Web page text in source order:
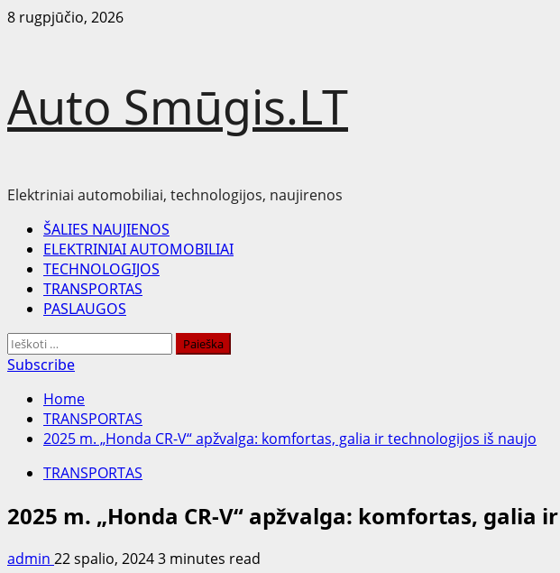
Skip
8 rugpjūčio, 2026
Auto Smūgis.LT
Elektriniai automobiliai, technologijos, naujirenos
Primary
Menu
ŠALIES NAUJIENOS
ELEKTRINIAI AUTOMOBILIAI
TECHNOLOGIJOS
TRANSPORTAS
PASLAUGOS
Ieškoti:
Subscribe
Home
TRANSPORTAS
2025 m. „Honda CR-V“ apžvalga: komfortas, galia ir technologijos iš naujo
TRANSPORTAS
2025 m. „Honda CR-V“ apžvalga: komfortas, galia
admin 22 spalio, 20243 minutes read